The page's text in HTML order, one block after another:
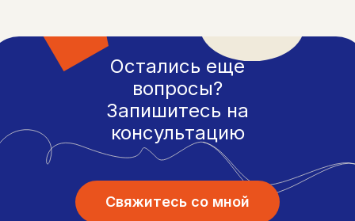
Остались еще
вопросы?
Запишитесь на
консультацию
Свяжитесь со мной